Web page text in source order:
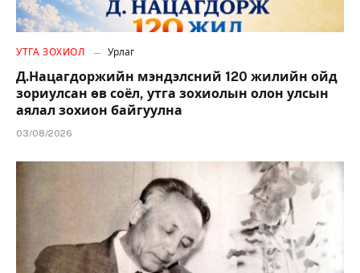
УТГА ЗОХИОЛ Урлаг
Д.Нацагдоржийн мэндэлсний 120 жилийн ойд
зориулсан өв соёл, утга зохиолын олон улсын
аялал зохион байгуулна
03/08/2026